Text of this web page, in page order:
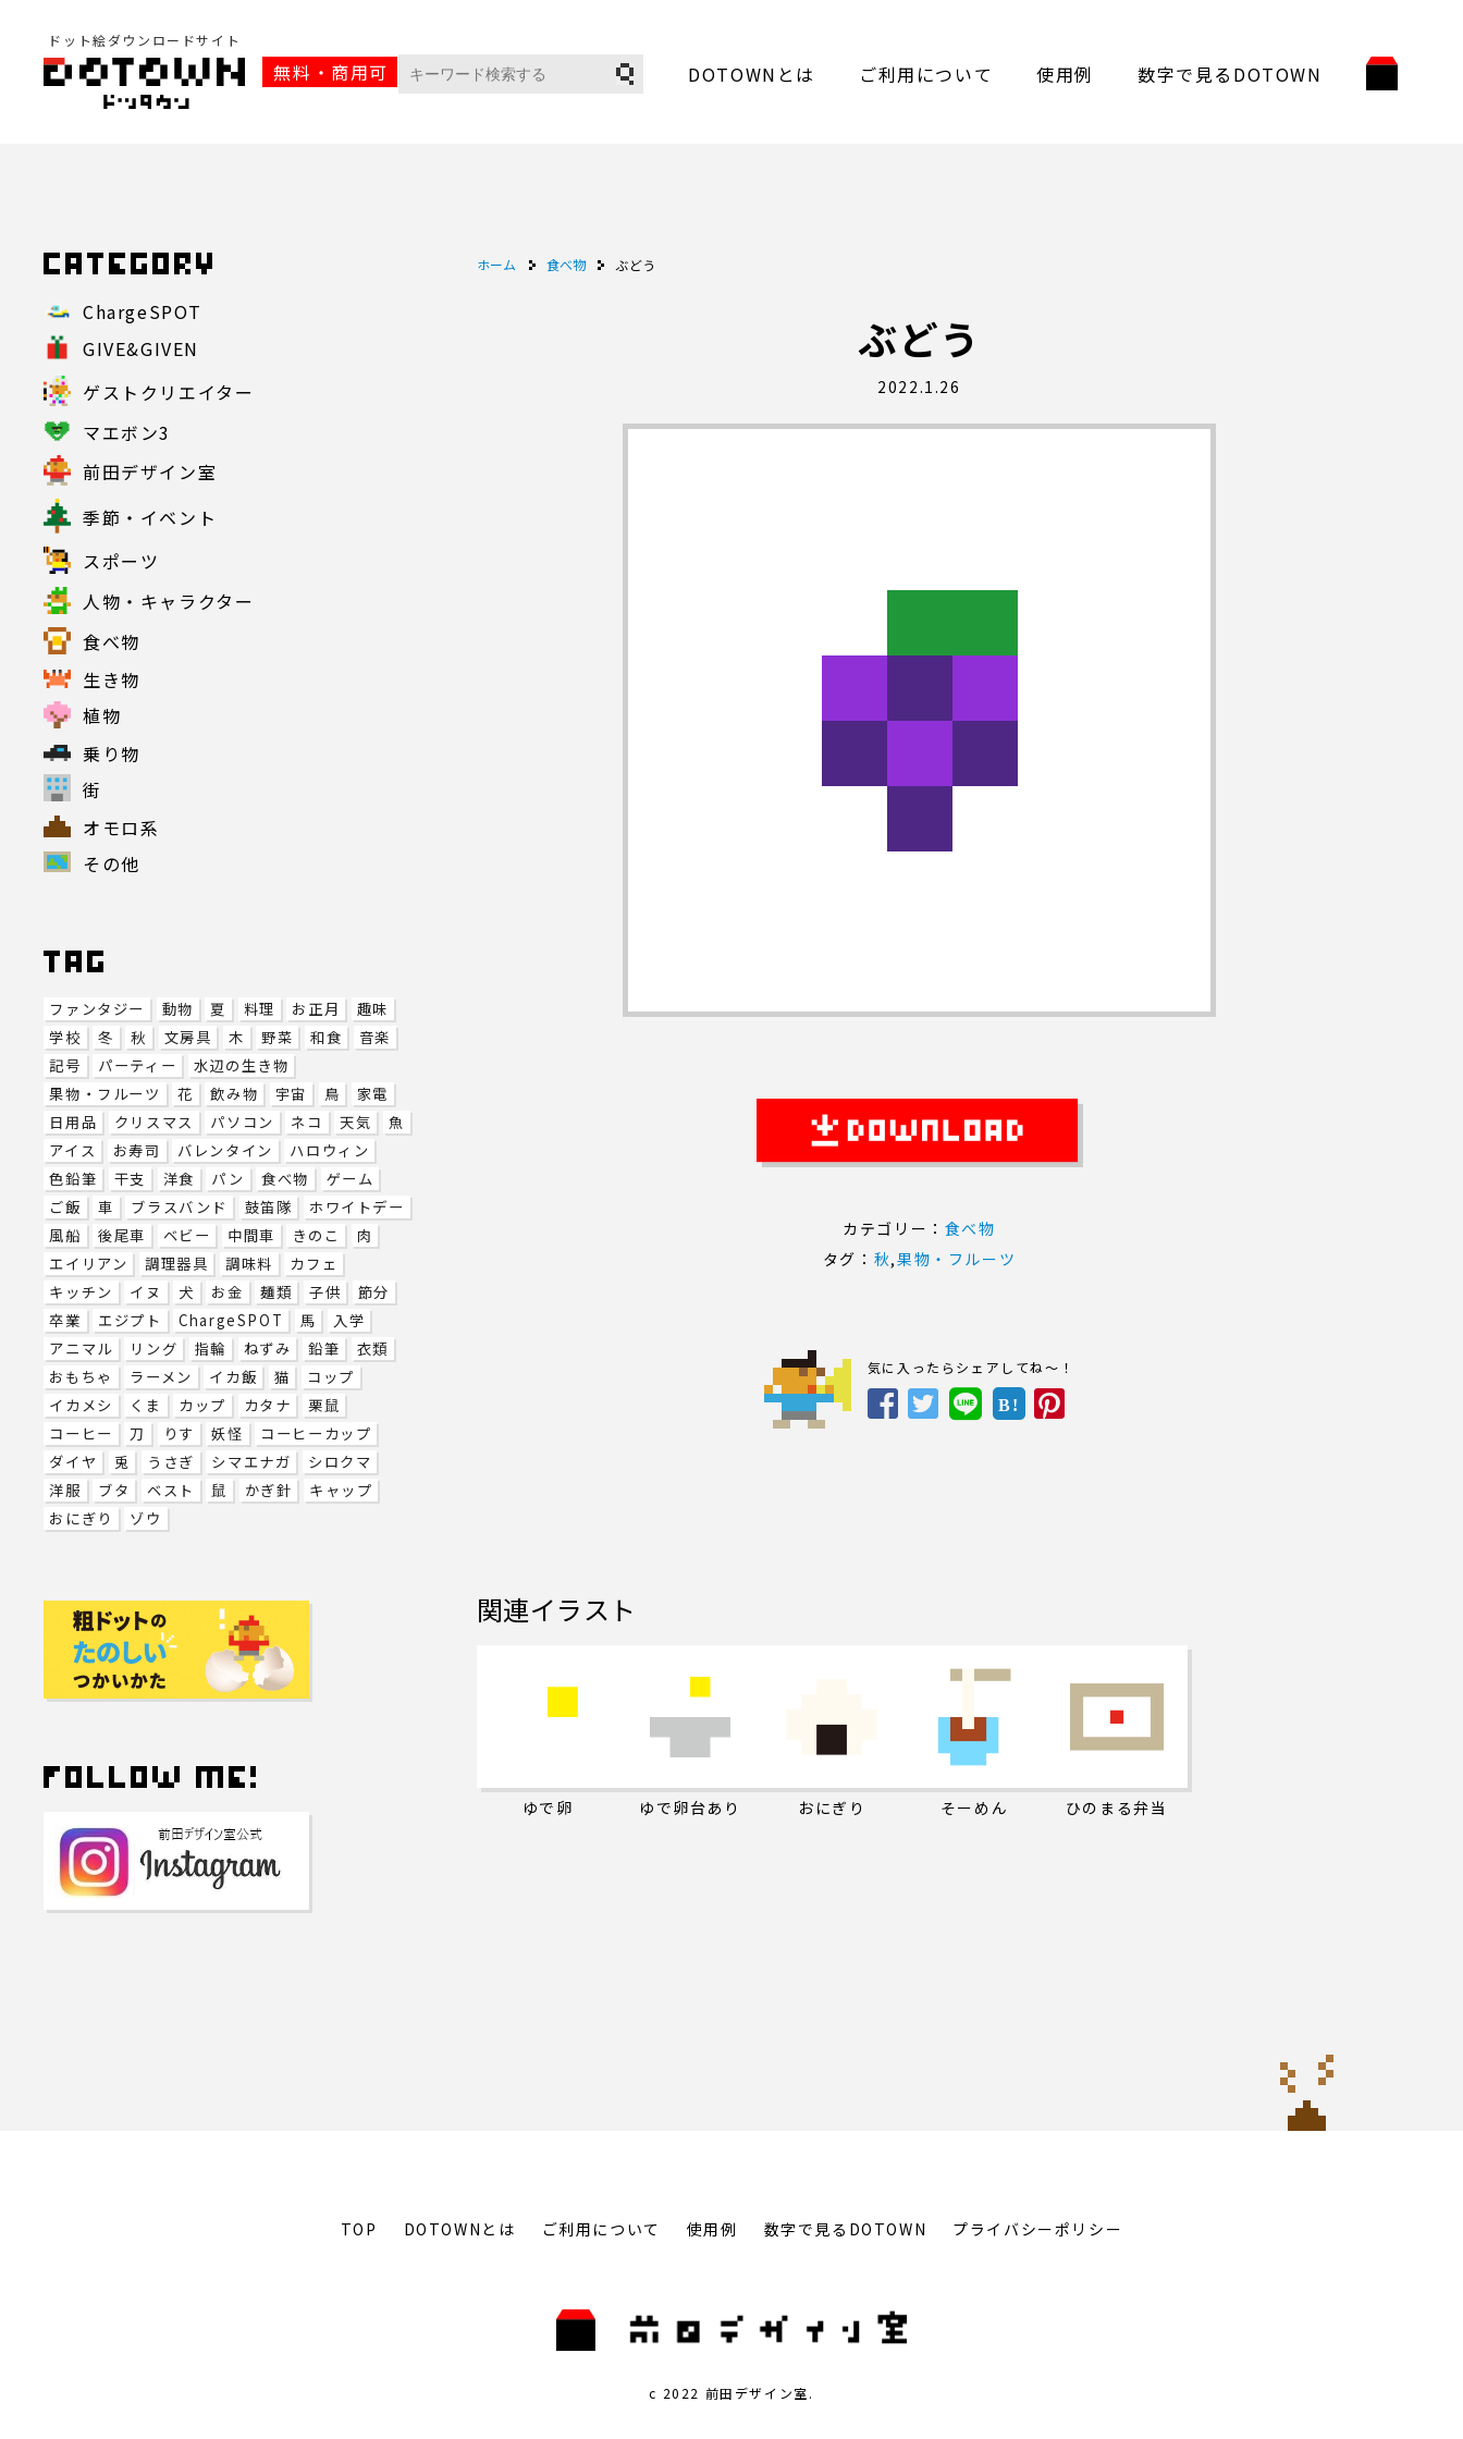
ドット絵ダウンロードサイト
無料・商用可 DOTOWNとは ご利用について 使用例 数字で見るDOTOWN
ChargeSPOT
GIVE&GIVEN
ゲストクリエイター
マエボン3
前田デザイン室
季節・イベント
スポーツ
人物・キャラクター
食べ物
生き物
植物
乗り物
街
オモロ系
その他
ファンタジー 動物 夏 料理 お正月
趣味
学校
冬 秋 文房具 木 野菜 和食
音楽
記号
パーティー
水辺の生き物
果物・フルーツ
花 飲み物 宇宙 鳥
家電
日用品
クリスマス パソコン ネコ 天気
魚
アイス
お寿司 バレンタイン
ハロウィン
色鉛筆
干支 洋食 パン 食べ物
ゲーム
ご飯
車 ブラスバンド 鼓笛隊
ホワイトデー
風船
後尾車 ベビー 中間車 きのこ
肉
エイリアン
調理器具 調味料
カフェ
キッチン
イヌ 犬 お金 麺類 子供
節分
卒業
エジプト ChargeSPOT 馬
入学
アニマル
リング 指輪 ねずみ 鉛筆
衣類
おもちゃ
ラーメン イカ飯 猫
コップ
イカメシ
くま カップ カタナ
栗鼠
コーヒー
刀 りす 妖怪
コーヒーカップ
ダイヤ
兎 うさぎ シマエナガ
シロクマ
洋服
ブタ ベスト 鼠 かぎ針
キャップ
おにぎり
ゾウ
ホーム 食べ物 ぶどう
ぶどう
2022.1.26
カテゴリー： 食べ物
タグ： 秋,果物・フルーツ
気に入ったらシェアしてね～！
B!
関連イラスト
ゆで卵 ゆで卵台あり おにぎり そーめん ひのまる弁当
TOP DOTOWNとは ご利用について 使用例 数字で見るDOTOWN プライバシーポリシー
c 2022 前田デザイン室.